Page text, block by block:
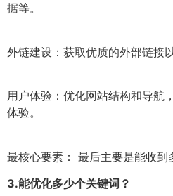
据等。
外链建设：获取优质的外部链接
用户体验：优化网站结构和导航
体验。
最核心要素： 最后主要是能收到
3.能优化多少个关键词？